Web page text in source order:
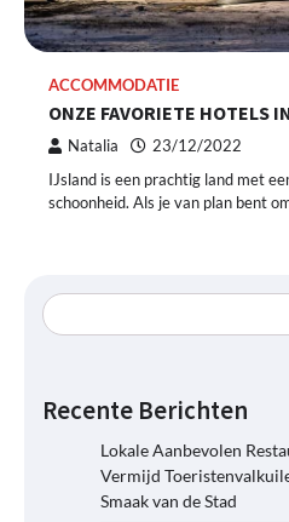
ACCOMMODATIE
ONZE FAVORIETE HOTELS
Natalia 23/12/2022
IJsland is een prachtig land met
schoonheid. Als je van plan bent
Recente Berichten
Lokale Aanbevolen
Vermijd
Smaak van de Stad